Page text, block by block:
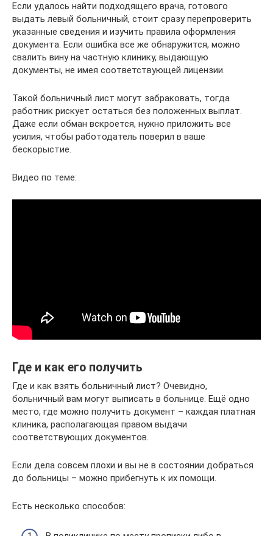
Если удалось найти подходящего врача, готового
выдать левый больничный, стоит сразу перепроверить
указанные сведения и изучить правила оформления
документа. Если ошибка все же обнаружится, можно
свалить вину на частную клинику, выдающую
документы, не имея соответствующей лицензии.
Такой больничный лист могут забраковать, тогда
работник рискует остаться без положенных выплат.
Даже если обман вскроется, нужно приложить все
усилия, чтобы работодатель поверил в ваше
бескорыстие.
Видео по теме:
Где и как его получить
Где и как взять больничный лист? Очевидно,
больничный вам могут выписать в больнице. Ещё одно
место, где можно получить документ – каждая платная
клиника, располагающая правом выдачи
соответствующих документов.
Если дела совсем плохи и вы не в состоянии добраться
до больницы – можно прибегнуть к их помощи.
Есть несколько способов: